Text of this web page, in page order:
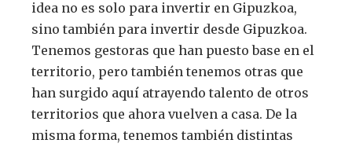
idea no es solo para invertir en Gipuzkoa,
sino también para invertir desde Gipuzkoa.
Tenemos gestoras que han puesto base en el
territorio, pero también tenemos otras que
han surgido aquí atrayendo talento de otros
territorios que ahora vuelven a casa. De la
misma forma, tenemos también distintas